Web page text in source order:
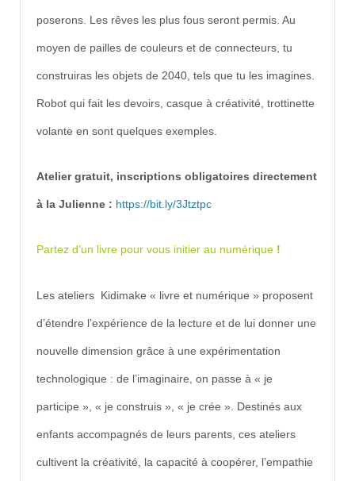
poserons. Les rêves les plus fous seront permis. Au
moyen de pailles de couleurs et de connecteurs, tu
construiras les objets de 2040, tels que tu les imagines.
Robot qui fait les devoirs, casque à créativité, trottinette
volante en sont quelques exemples.
Atelier gratuit, inscriptions obligatoires directement
à la Julienne : https://bit.ly/3Jtztpc
Partez d’un livre pour vous initier au numérique !
Les ateliers Kidimake « livre et numérique » proposent
d’étendre l’expérience de la lecture et de lui donner une
nouvelle dimension grâce à une expérimentation
technologique : de l’imaginaire, on passe à « je
participe », « je construis », « je crée ». Destinés aux
enfants accompagnés de leurs parents, ces ateliers
cultivent la créativité, la capacité à coopérer, l’empathie